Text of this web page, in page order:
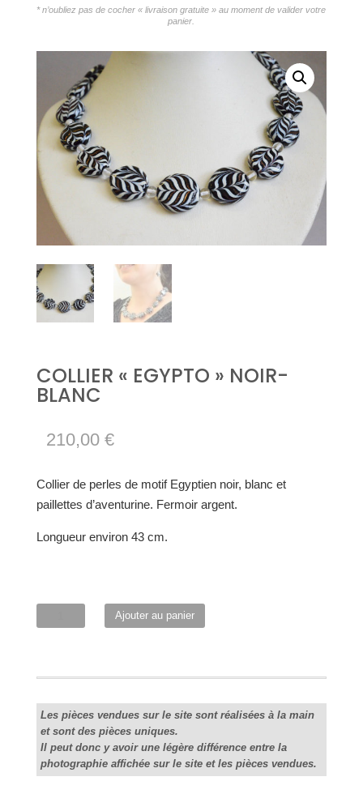
* n’oubliez pas de cocher « livraison gratuite » au moment de valider votre
panier.
COLLIER « EGYPTO » NOIR-
BLANC
210,00 €
Collier de perles de motif Egyptien noir, blanc et
paillettes d’aventurine. Fermoir argent.
Longueur environ 43 cm.
"Egypto"
blanc
Ajouter au panier
Les pièces vendues sur le site sont réalisées à la main
et sont des pièces uniques.
Il peut donc y avoir une légère différence entre la
photographie affichée sur le site et les pièces vendues.